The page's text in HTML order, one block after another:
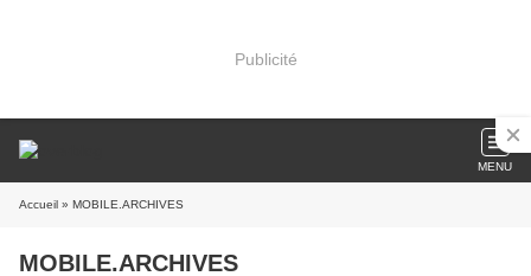
Publicité
MENU
Accueil » MOBILE.ARCHIVES
MOBILE.ARCHIVES